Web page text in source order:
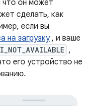
что он может
сделать, как
если вы
на загрузку, и ваше
,
его устройство не